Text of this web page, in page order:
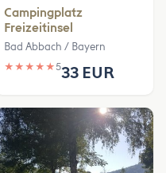
Campingplatz
Freizeitinsel
Bad Abbach / Bayern
★ ★ ★ ★ ★533 EUR